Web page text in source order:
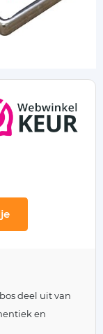
deel uit van
en